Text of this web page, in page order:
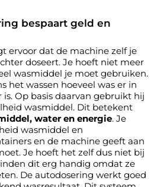
bespaart geld en
ervoor dat de machine zelf je
doseert. Je hoeft niet meer
wasmiddel je moet gebruiken.
het wassen hoeveel was er in
Op basis daarvan gebruikt hij
wasmiddel. Dit betekent
water en energie. Je
wasmiddel en
en de machine geeft aan
Je hoeft het zelf dus niet bij
dit erg handig omdat ze
De autodosering werkt goed